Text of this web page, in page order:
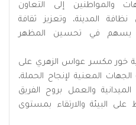
والمواطنين إلى التعاون
المدينة، وتعزيز ثقافة
يسهم في تحسين المظهر
خور مكسر عواس الزهري على
المعنية لإنجاح الحملة،
والعمل بروح الفريق
على البيئة والارتقاء بمستوى